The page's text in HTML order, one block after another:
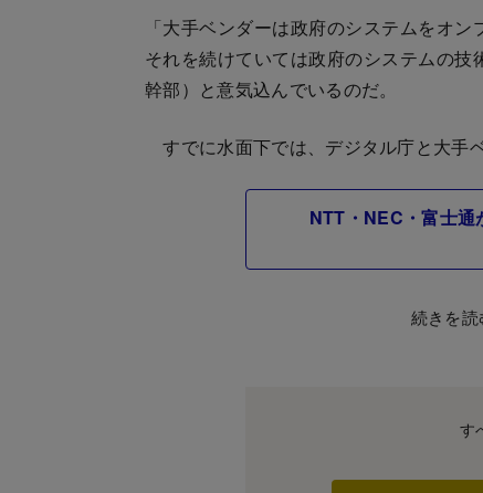
「大手ベンダーは政府のシステムをオ
それを続けていては政府のシステムの
幹部）と意気込んでいるのだ。
すでに水面下では、デジタル庁と大手
NTT・NEC・富士通
続きを
す